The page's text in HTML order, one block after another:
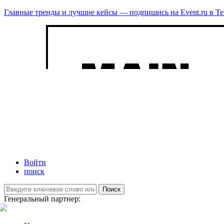
Главные тренды и лучшие кейсы — подпишись на Event.ru в
Войти
поиск
Поиск
Генеральный партнер: